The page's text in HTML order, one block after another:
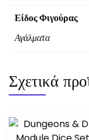
Είδος Φιγούρας
Αγάλματα
Σχετικά